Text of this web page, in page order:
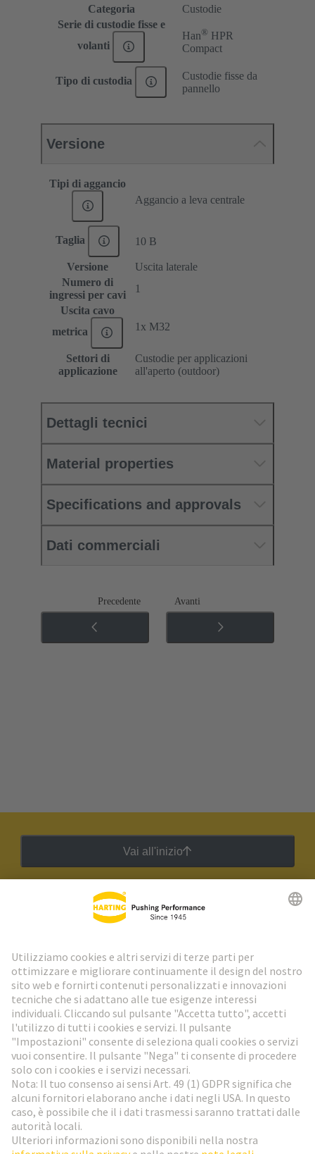
Categoria
Custodie
Serie di custodie fisse e
volanti
Han® HPR
Compact
Tipo di custodia
Custodie fisse da
pannello
Versione
Tipi di aggancio
Aggancio a leva centrale
Taglia 10 B
Versione
Uscita laterale
Numero di
ingressi per cavi
1
Uscita cavo
metrica
1x M32
Settori di
applicazione
Custodie per applicazioni
all'aperto (outdoor)
Dettagli tecnici
Material properties
Specifications and approvals
Dati commerciali
Precedente Avanti
Vai all'inizio
Newsletter HARTING
Vai al registrazione
Social Media
Italia Italiano